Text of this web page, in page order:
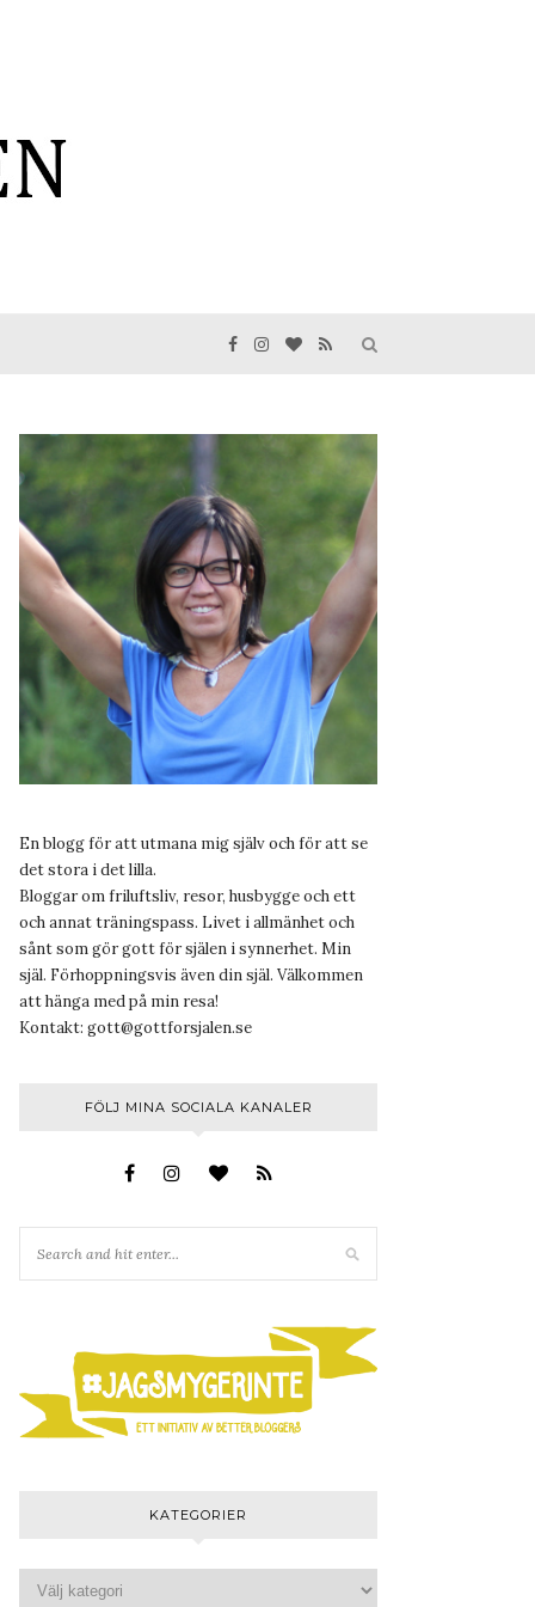
En blogg för att utmana mig själv och för att se
det stora i det lilla.
Bloggar om friluftsliv, resor, husbygge och ett
och annat träningspass. Livet i allmänhet och
sånt som gör gott för själen i synnerhet. Min
själ. Förhoppningsvis även din själ. Välkommen
att hänga med på min resa!
Kontakt: gott@gottforsjalen.se
FÖLJ MINA SOCIALA KANALER
KATEGORIER